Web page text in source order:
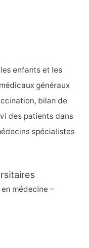
enfants et les
généraux
bilan de
des patients dans
spécialistes
médecine –